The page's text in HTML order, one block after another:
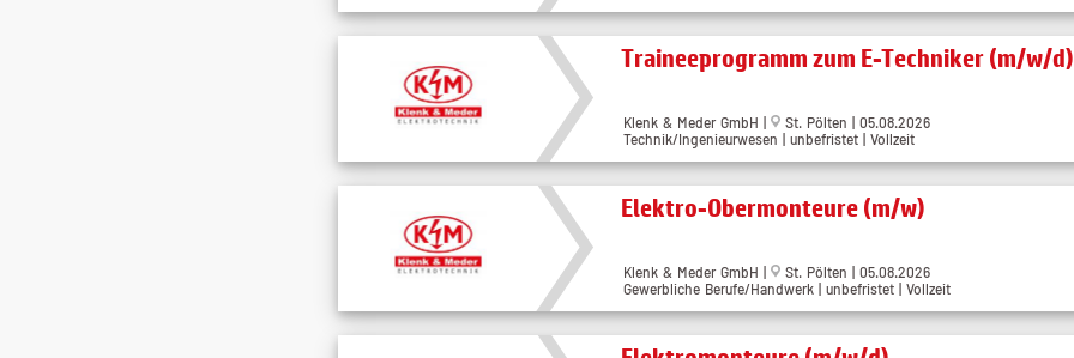
Traineeprogramm zum E-Techniker (m/w/d)
Klenk & Meder GmbH |
St. Pölten | 05.08.2026
Technik/Ingenieurwesen | unbefristet | Vollzeit
Elektro-Obermonteure (m/w)
Klenk & Meder GmbH |
St. Pölten | 05.08.2026
Gewerbliche Berufe/Handwerk | unbefristet | Vollzeit